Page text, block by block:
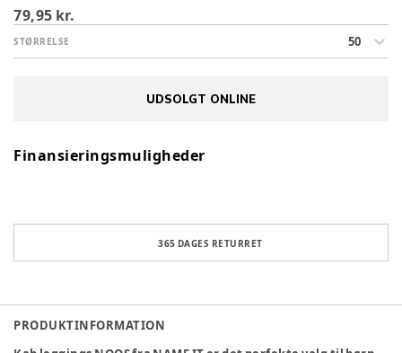
79,95 kr.
STØRRELSE 50
UDSOLGT ONLINE
Finansieringsmuligheder
365 DAGES RETURRET
PRODUKTINFORMATION